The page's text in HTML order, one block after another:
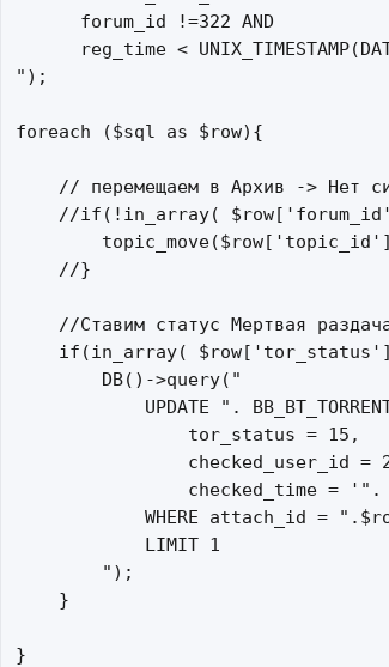
      forum_id !=322 AND
reg_time <
");
foreach ($sql as $row){
// перемещаем в Архив -> Нет
//if(!in_array(
    //}
//Ставим статус Мертвая
if(in_array(
        DB()->query("
UPDATE ".
                tor_status = 15,
checked_user_id =
checked_time = '".
WHERE attach_id =
            LIMIT 1
        ");
    }
}